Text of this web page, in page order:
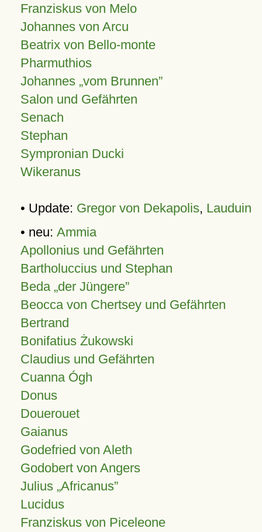
Franziskus von Melo
Johannes von Arcu
Beatrix von Bello-monte
Pharmuthios
Johannes vom Brunnen
Salon und Gefährten
Senach
Stephan
Sympronian Ducki
Wikeranus
• Update: Gregor von Dekapolis, Lauduin
• neu: Ammia
Apollonius und Gefährten
Bartholuccius und Stephan
Beda „der Jüngere”
Beocca von Chertsey und Gefährten
Bertrand
Bonifatius Żukowski
Claudius und Gefährten
Cuanna Ógh
Donus
Douerouet
Gaianus
Godefried von Aleth
Godobert von Angers
Julius Africanus
Lucidus
Franziskus von Piceleone